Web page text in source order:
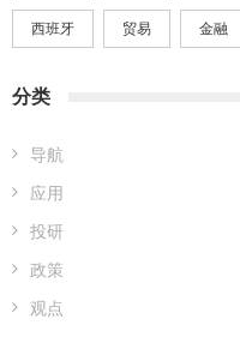
西班牙 贸易 金融
分类
导航
应用
投研
政策
观点